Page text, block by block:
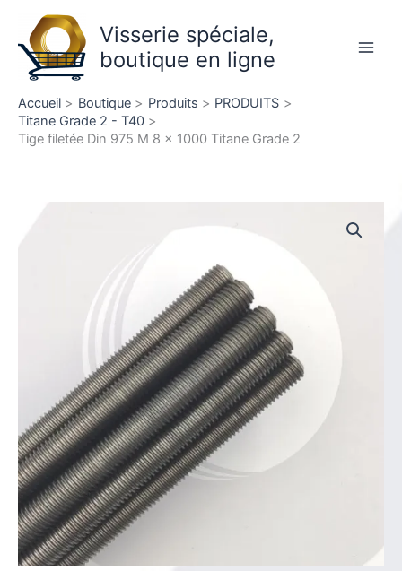
contenu
Visserie spéciale,
boutique en ligne
Accueil Boutique Produits
PRODUITS
Titane Grade 2 - T40
Tige filetée Din 975 M 8 x 1000 Titane Grade 2